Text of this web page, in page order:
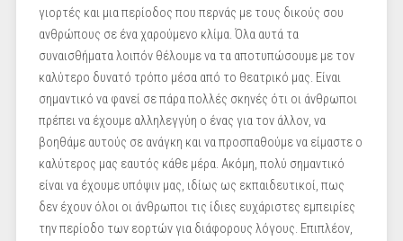
γιορτές και μια περίοδος που περνάς με τους δικούς σου
ανθρώπους σε ένα χαρούμενο κλίμα. Όλα αυτά τα
συναισθήματα λοιπόν θέλουμε να τα αποτυπώσουμε με τον
καλύτερο δυνατό τρόπο μέσα από το θεατρικό μας. Είναι
σημαντικό να φανεί σε πάρα πολλές σκηνές ότι οι άνθρωποι
πρέπει να έχουμε αλληλεγγύη ο ένας για τον άλλον, να
βοηθάμε αυτούς σε ανάγκη και να προσπαθούμε να είμαστε ο
καλύτερος μας εαυτός κάθε μέρα. Ακόμη, πολύ σημαντικό
είναι να έχουμε υπόψιν μας, ιδίως ως εκπαιδευτικοί, πως
δεν έχουν όλοι οι άνθρωποι τις ίδιες ευχάριστες εμπειρίες
την περίοδο των εορτών για διάφορους λόγους. Επιπλέον,